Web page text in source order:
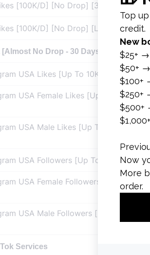
[100K/D] [No Drop] [365 Days
[100K/D] [No Drop] [Lifetime Refill
[Almost No Drop - 30 Days Refill ♻️]
USA Likes [Up To 10K/Day]
USA Female Likes [Up To 10K/
USA Male Likes [Up To 10K/Day]
USA Followers [Up To 10K/Day]
USA Female Followers [Up To 10K/
USA Male Followers [Up To 10K/
Services